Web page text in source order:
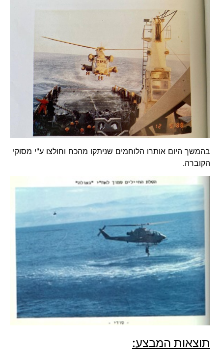
בהמשך היום אותרו הלוחמים שניתקו מהכח וחולצו ע"י מסוקי
הקוברה.
תוצאות המבצע: